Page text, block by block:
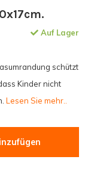
Auf Lager
schützt
Kinder nicht
Lesen Sie mehr..